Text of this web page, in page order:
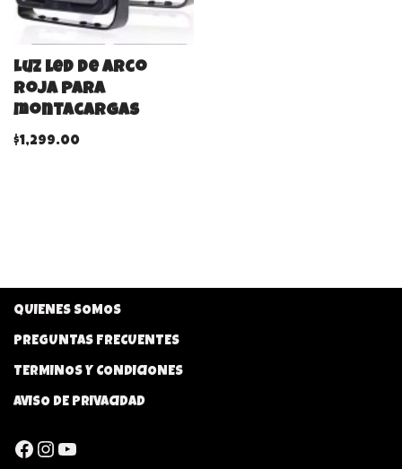
Luz led de arco
roja para
montacargas
$1,299.00
QUIENES SOMOS
PREGUNTAS FRECUENTES
TERMINOS Y CONDICIONES
AVISO DE PRIVACIDAD